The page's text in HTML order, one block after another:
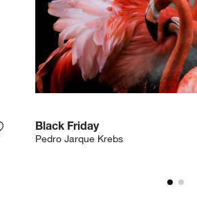
Agrega la fotografía a mi lista de deseos
Black Friday
Pedro Jarque Krebs